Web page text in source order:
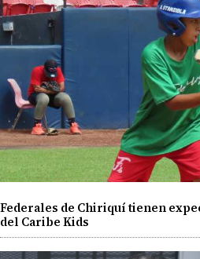
Federales de Chiriquí tienen
del Caribe Kids